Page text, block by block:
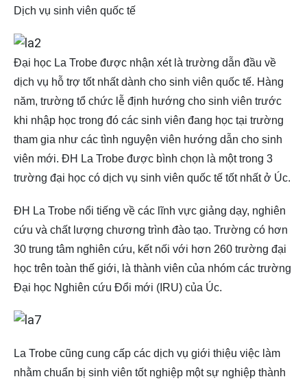
Dịch vụ sinh viên quốc tế
Đại học La Trobe được nhận xét là trường dẫn đầu về
dịch vụ hỗ trợ tốt nhất dành cho sinh viên quốc tế. Hàng
năm, trường tổ chức lễ định hướng cho sinh viên trước
khi nhập học trong đó các sinh viên đang học tại trường
tham gia như các tình nguyện viên hướng dẫn cho sinh
viên mới. ĐH La Trobe được bình chọn là một trong 3
trường đại học có dịch vụ sinh viên quốc tế tốt nhất ở Úc.
ĐH La Trobe nổi tiếng về các lĩnh vực giảng dạy, nghiên
cứu và chất lượng chương trình đào tạo. Trường có hơn
30 trung tâm nghiên cứu, kết nối với hơn 260 trường đại
học trên toàn thế giới, là thành viên của nhóm các trường
Đại học Nghiên cứu Đổi mới (IRU) của Úc.
La Trobe cũng cung cấp các dịch vụ giới thiệu việc làm
nhằm chuẩn bị sinh viên tốt nghiệp một sự nghiệp thành